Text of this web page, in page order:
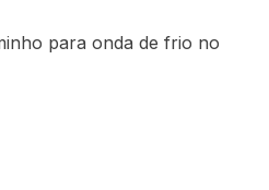
para onda de frio no